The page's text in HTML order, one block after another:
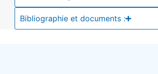
Bibliographie et documents :